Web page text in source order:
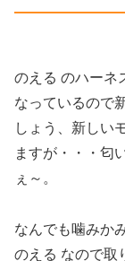
のえる のハーネ
なっているので
しょう、新しい
ますが・・・匂
ぇ～。
なんでも噛みか
のえる なので取